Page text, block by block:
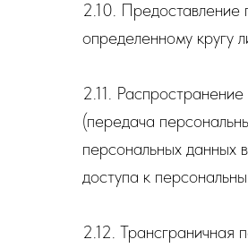
2.10. Предоставление
определенному кругу
2.11.
(передача
персональных данных
доступа к
2.12. Трансграничная